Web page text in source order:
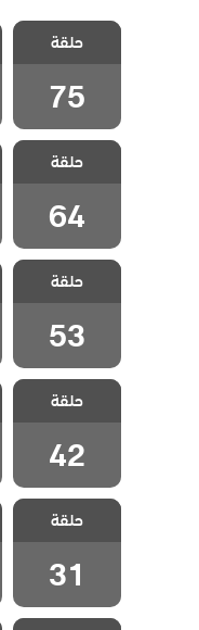
مسلسل تهويدة
البلقان الحلقة
75 والاخيرة
حلقة
75
مسلسل تهويدة
البلقان الحلقة
64
حلقة
64
مسلسل تهويدة
البلقان الحلقة
53
حلقة
53
مسلسل تهويدة
البلقان الحلقة
42
حلقة
42
مسلسل تهويدة
البلقان الحلقة
31
حلقة
31
مسلسل تهويدة